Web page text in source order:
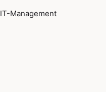
IT-Management